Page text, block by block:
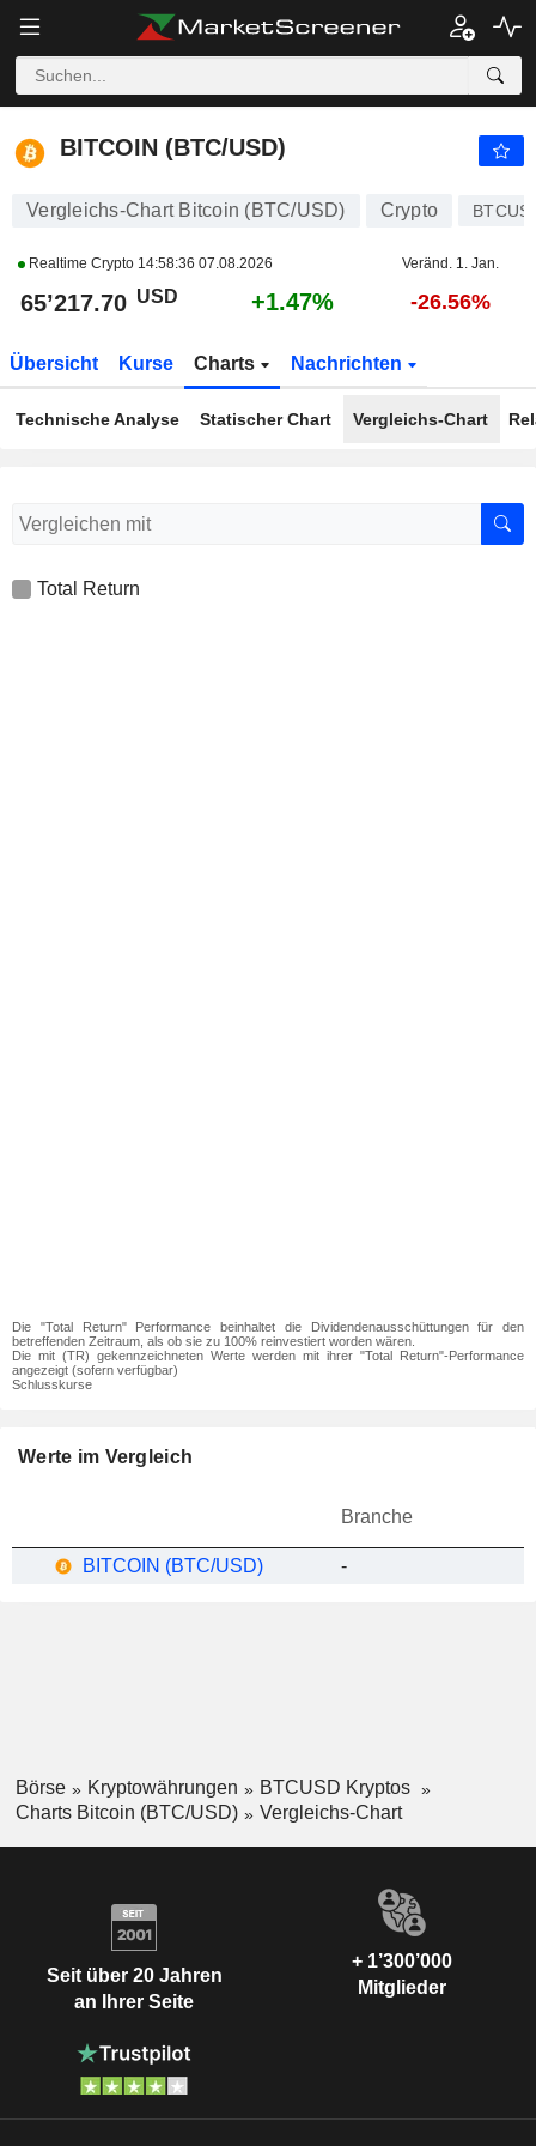
BITCOIN (BTC/USD)
BITCOIN (BTC/USD)
Vergleichs-Chart Bitcoin (BTC/USD) Crypto
Realtime Crypto 14:58:36 07.08.2026 Veränd. 1. Jan.
65’217.70 USD +1.47% -26.56%
Übersicht Kurse Charts Nachrichten
Technische Analyse Statischer Chart Vergleichs-Chart
Total Return
Die "Total Return" Performance beinhaltet die Dividendenausschüttungen für den
betreffenden Zeitraum, als ob sie zu 100% reinvestiert worden wären.
Die mit (TR) gekennzeichneten Werte werden mit ihrer "Total Return"-Performance
angezeigt (sofern verfügbar)
Schlusskurse
Werte im Vergleich
Branche
BITCOIN (BTC/USD) -
Börse Kryptowährungen
BTCUSD Kryptos
Charts Bitcoin (BTC/USD)
Vergleichs-Chart
Seit über 20 Jahren
an Ihrer Seite
+ 1’300’000
Mitglieder